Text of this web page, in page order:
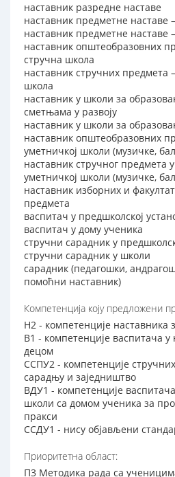
наставник разредне наставе
наставник предметне наставе
наставник предметне наставе
наставник општеобразовних
стручна школа
наставник стручних предмета
школа
наставник у школи за
сметњама у развоју
наставник у школи за
наставник општеобразовних
уметничкој школи (музичке,
наставник стручног предмета
уметничкој школи (музичке,
наставник изборних и
предмета
васпитач у предшколској
васпитач у дому ученика
стручни сарадник у
стручни сарадник у школи
сарадник (педагошки,
помоћни наставник)
Компетенција коју предложени
Н2 - компетенције
В1 - компетенције васпитача
децом
ССПУ2 - компетенције
сарадњу и заједништво
ВДУ1 - компетенције
школи са домом ученика за
пракси
ССДУ1 - нису објављени
Приоритетна област:
П3 Методика рада са